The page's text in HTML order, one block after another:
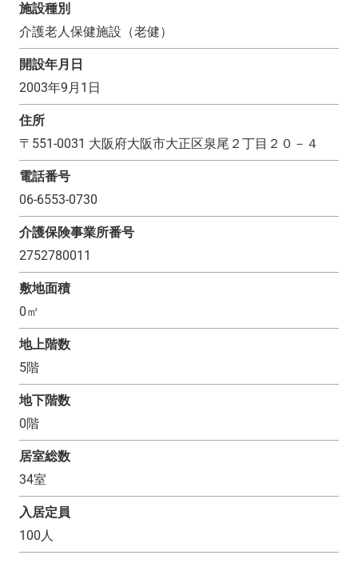
施設種別
介護老人保健施設（老健）
開設年月日
2003年9月1日
住所
〒 551-0031 大阪府大阪市大正区泉尾２丁目２０－４
電話番号
06-6553-0730
介護保険事業所番号
2752780011
敷地面積
0㎡
地上階数
5階
地下階数
0階
居室総数
34室
入居定員
100人